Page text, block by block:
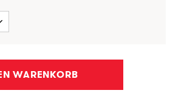
WARENKORB